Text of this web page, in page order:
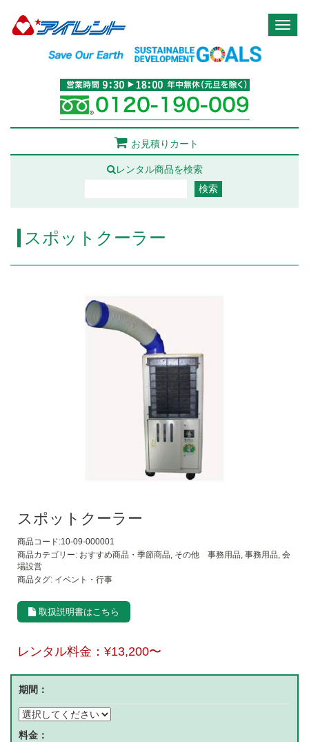
お見積りカート
レンタル商品を検索
スポットクーラー
スポットクーラー
商品コード:10-09-000001
商品カテゴリー: おすすめ商品・季節商品, その他 事務用品, 事務用品, 会
場設営
商品タグ: イベント・行事
取扱説明書はこちら
レンタル料金： ¥13,200〜
期間：
料金：